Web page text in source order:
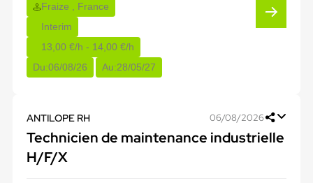
Fraize , France
Interim
13,00 €/h - 14,00 €/h
Du:06/08/26 Au:28/05/27
ANTILOPE RH 06/08/2026
Technicien de maintenance industrielle
H/F/X